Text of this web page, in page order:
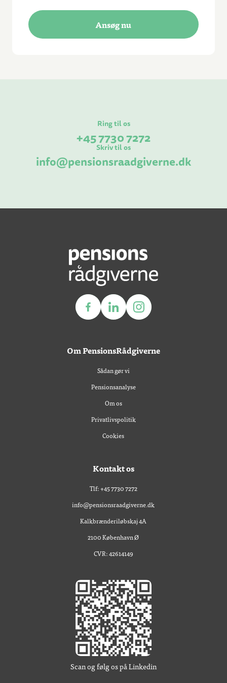
Ansøg nu
Ring til os
+45 7730 7272
Skriv til os
info@pensionsraadgiverne.dk
Om PensionsRådgiverne
Sådan gør vi
Pensionsanalyse
Om os
Privatlivspolitik
Cookies
Kontakt os
Tlf: +45 7730 7272
info@pensionsraadgiverne.dk
Kalkbrænderiløbskaj 4A
2100 København Ø
CVR: 42614149
Scan og følg os på Linkedin